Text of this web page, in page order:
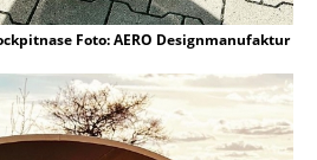
Foto: AERO Designmanufaktur